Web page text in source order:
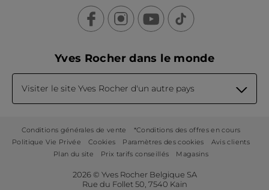
Yves Rocher dans le monde
Visiter le site Yves Rocher d'un autre pays
Conditions générales de vente
*Conditions des offres en cours
Politique Vie Privée
Cookies Paramètres des cookies
Avis clients
Plan du site
Prix tarifs conseillés Magasins
2026 © Yves Rocher Belgique SA
Rue du Follet 50, 7540 Kain